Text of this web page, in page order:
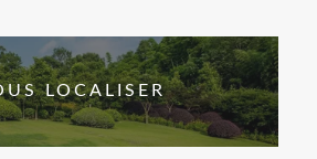
LOCALISER